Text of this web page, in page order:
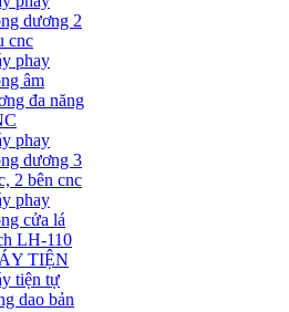
dương 2
cnc
phay
âm
đa năng
phay
dương 3
2 bên cnc
phay
cửa lá
LH-110
TIỆN
tiện tự
dao bản